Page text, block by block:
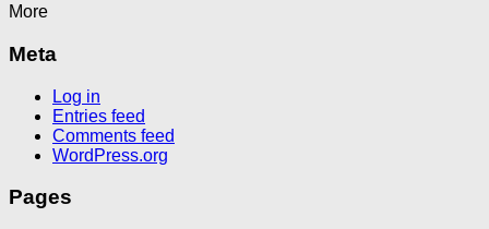
More
Meta
Log in
Entries feed
Comments feed
WordPress.org
Pages